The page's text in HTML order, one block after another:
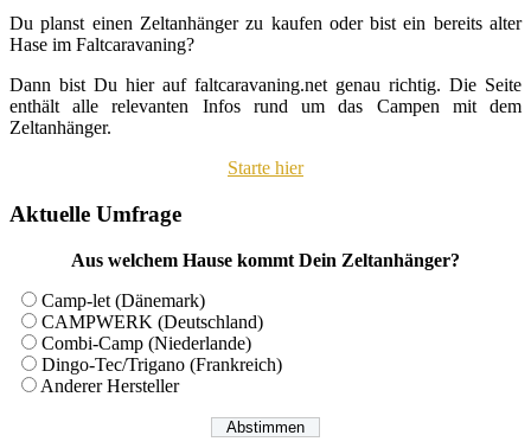
Du planst einen Zeltanhänger zu kaufen oder bist ein bereits alter
Hase im Faltcaravaning?
Dann bist Du hier auf faltcaravaning.net genau richtig. Die Seite
enthält alle relevanten Infos rund um das Campen mit dem
Zeltanhänger.
Starte hier
Aktuelle Umfrage
Aus welchem Hause kommt Dein Zeltanhänger?
Camp-let (Dänemark)
CAMPWERK (Deutschland)
Combi-Camp (Niederlande)
Dingo-Tec/Trigano (Frankreich)
Anderer Hersteller